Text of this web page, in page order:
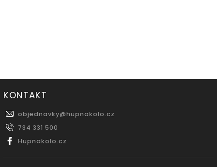
KONTAKT
objednavky@hupnakolo.cz
734 331 500
Hupnakolo.cz